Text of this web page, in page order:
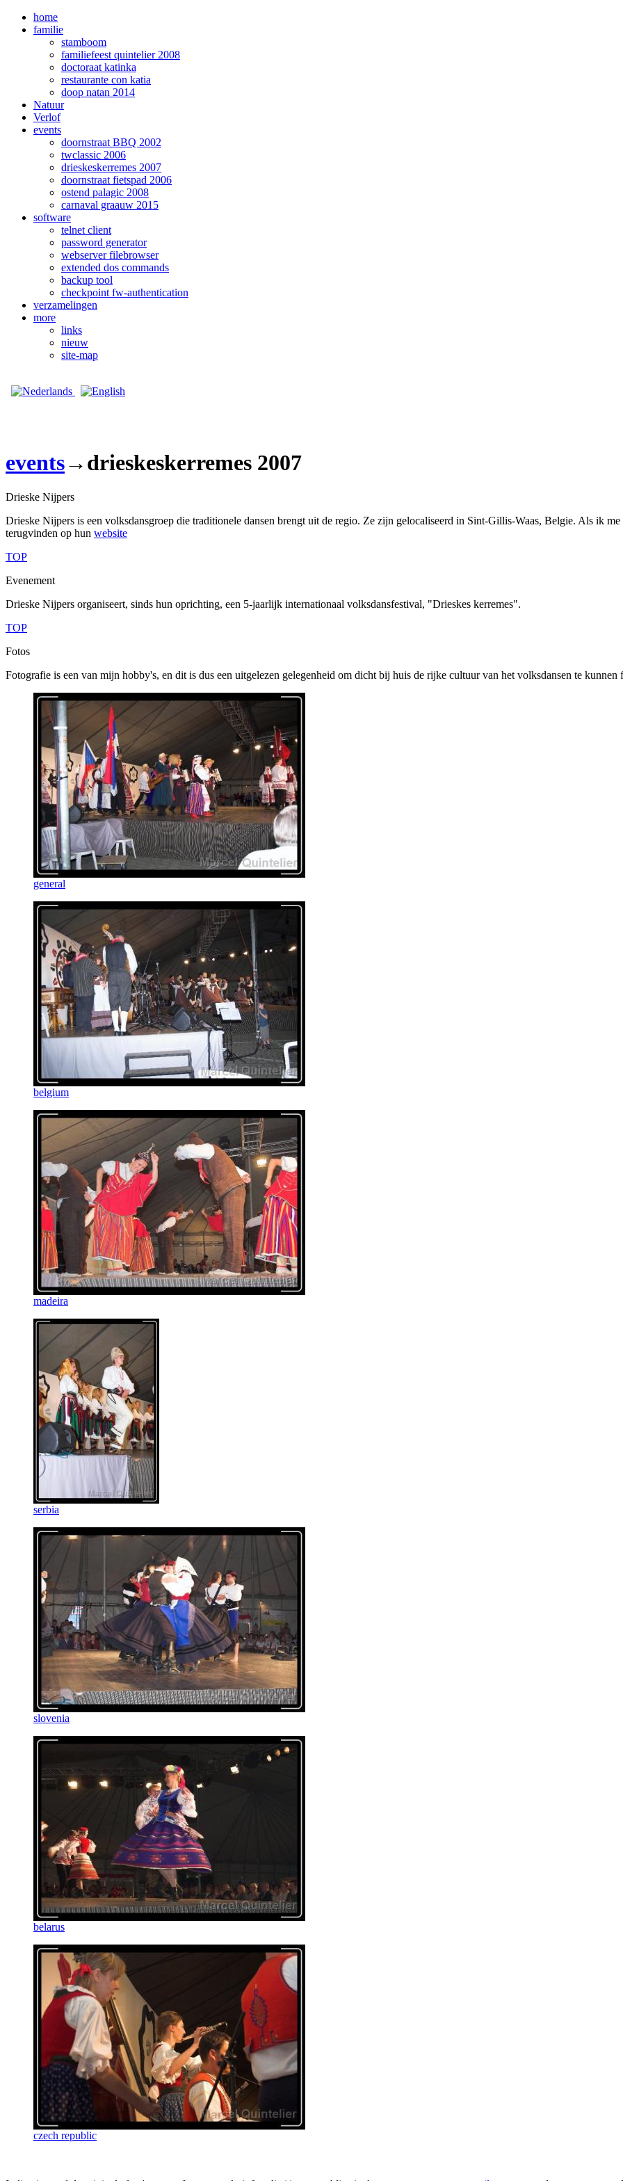
home
familie
stamboom
familiefeest quintelier 2008
doctoraat katinka
restaurante con katia
doop natan 2014
Natuur
Verlof
events
doornstraat BBQ 2002
twclassic 2006
drieskeskerremes 2007
doornstraat fietspad 2006
ostend palagic 2008
carnaval graauw 2015
software
telnet client
password generator
webserver filebrowser
extended dos commands
backup tool
checkpoint fw-authentication
verzamelingen
more
links
nieuw
site-map
events→drieskeskerremes 2007
Drieske Nijpers
Drieske Nijpers is een volksdansgroep die traditionele dansen brengt uit de regio. Ze zijn gelocaliseerd in Sint-Gillis-Waas, Belgie. Als ik
terugvinden op hun website
TOP
Evenement
Drieske Nijpers organiseert, sinds hun oprichting, een 5-jaarlijk internationaal volksdansfestival, "Drieskes kerremes".
TOP
Fotos
Fotografie is een van mijn hobby's, en dit is dus een uitgelezen gelegenheid om dicht bij huis de rijke cultuur van het volksdansen te kunnen
general
belgium
madeira
serbia
slovenia
belarus
czech republic